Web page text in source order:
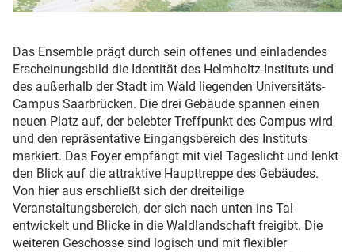
Das Ensemble prägt durch sein offenes und einladendes
Erscheinungsbild die Identität des Helmholtz-Instituts und
des außerhalb der Stadt im Wald liegenden Universitäts-
Campus Saarbrücken. Die drei Gebäude spannen einen
neuen Platz auf, der belebter Treffpunkt des Campus wird
und den repräsentative Eingangsbereich des Instituts
markiert. Das Foyer empfängt mit viel Tageslicht und lenkt
den Blick auf die attraktive Haupttreppe des Gebäudes.
Von hier aus erschließt sich der dreiteilige
Veranstaltungsbereich, der sich nach unten ins Tal
entwickelt und Blicke in die Waldlandschaft freigibt. Die
weiteren Geschosse sind logisch und mit flexibler